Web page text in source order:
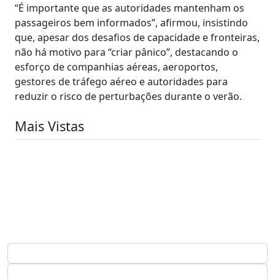
“É importante que as autoridades mantenham os
passageiros bem informados”, afirmou, insistindo
que, apesar dos desafios de capacidade e fronteiras,
não há motivo para “criar pânico”, destacando o
esforço de companhias aéreas, aeroportos,
gestores de tráfego aéreo e autoridades para
reduzir o risco de perturbações durante o verão.
Mais Vistas